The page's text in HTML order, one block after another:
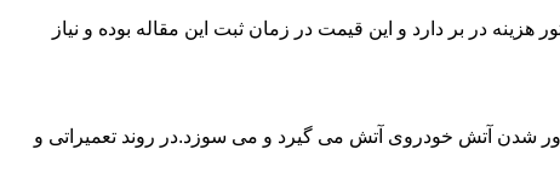
بین 17 ملیون تا سی ملیون بسته به شدت تخریب موتور هزینه در بر دارد و این قیمت در زمان ثبت این مقاله بوده و نیاز
ور شدن آتش خودروی آتش می گیرد و می سوزد.در روند تعمیراتی و